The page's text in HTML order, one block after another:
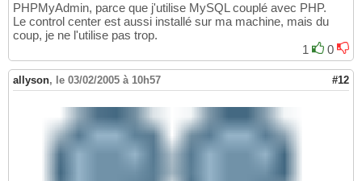
PHPMyAdmin, parce que j'utilise MySQL couplé avec PHP.
Le control center est aussi installé sur ma machine, mais du
coup, je ne l'utilise pas trop.
1
0
allyson, le 03/02/2005 à 10h57 #12